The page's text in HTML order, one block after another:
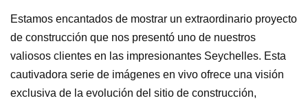
Estamos encantados de mostrar un extraordinario proyecto
de construcción que nos presentó uno de nuestros
valiosos clientes en las impresionantes Seychelles. Esta
cautivadora serie de imágenes en vivo ofrece una visión
exclusiva de la evolución del sitio de construcción,